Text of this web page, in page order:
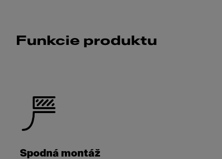
Funkcie produktu
Spodná montáž